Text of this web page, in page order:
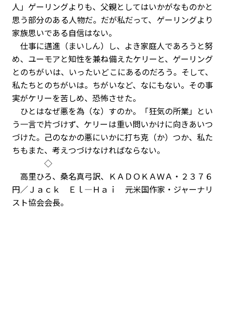
人」ゲーリングよりも、父親としてはいかがなものかと
思う部分のある人物だ。だが私だって、ゲーリングより
家族思いである自信はない。
仕事に邁進（まいしん）し、よき家庭人であろうと努
め、ユーモアと知性を兼ね備えたケリーと、ゲーリング
とのちがいは、いったいどこにあるのだろう。そして、
私たちとのちがいは。ちがいなど、なにもない。その事
実がケリーを苦しめ、恐怖させた。
ひとはなぜ悪を為（な）すのか。「狂気の所業」とい
う一言で片づけず、ケリーは重い問いかけに向きあいつ
づけた。己のなかの悪にいかに打ち克（か）つか、私た
ちもまた、考えつづけなければならない。
◇
高里ひろ、桑名真弓訳、ＫＡＤＯＫＡＷＡ・２３７６
円／Ｊａｃｋ Ｅｌ—Ｈａｉ 元米国作家・ジャーナリ
スト協会会長。